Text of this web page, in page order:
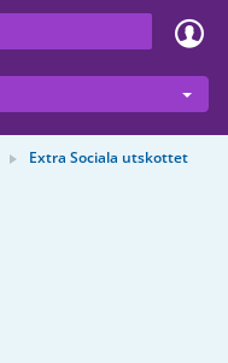
Extra Sociala utskottet